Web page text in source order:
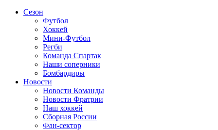
Сезон
Футбол
Хоккей
Мини-Футбол
Регби
Команда Спартак
Наши соперники
Бомбардиры
Новости
Новости Команды
Новости Фратрии
Наш хоккей
Сборная России
Фан-cектор